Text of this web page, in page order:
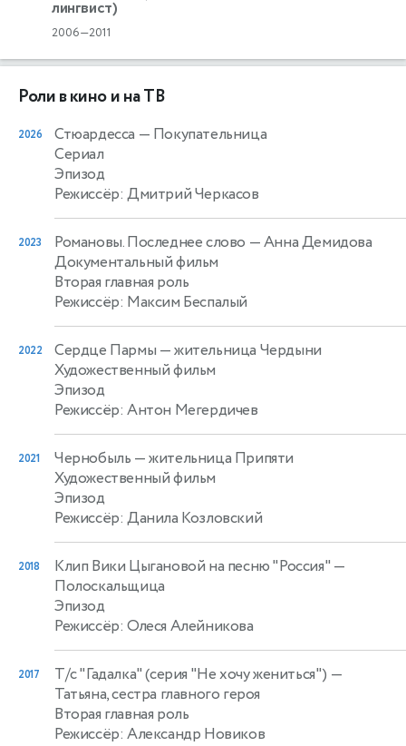
лингвист)
2006—2011
Роли в кино и на ТВ
2026 Стюардесса — Покупательница
Сериал
Эпизод
Режиссёр: Дмитрий Черкасов
2023 Романовы. Последнее слово — Анна Демидова
Документальный фильм
Вторая главная роль
Режиссёр: Максим Беспалый
2022 Сердце Пармы — жительница Чердыни
Художественный фильм
Эпизод
Режиссёр: Антон Мегердичев
2021 Чернобыль — жительница Припяти
Художественный фильм
Эпизод
Режиссёр: Данила Козловский
2018 Клип Вики Цыгановой на песню "Россия" —
Полоскальщица
Эпизод
Режиссёр: Олеся Алейникова
2017 Т/с "Гадалка" (серия "Не хочу жениться") —
Татьяна, сестра главного героя
Вторая главная роль
Режиссёр: Александр Новиков